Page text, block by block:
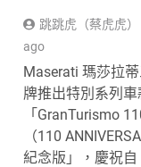
跳跳虎（蔡虎虎）
ago
Maserati 瑪莎拉
牌推出特別系列車
「GranTurismo
（110
紀念版」，慶祝自